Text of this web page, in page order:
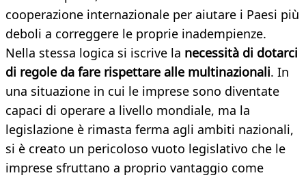
cooperazione internazionale per aiutare i Paesi più
deboli a correggere le proprie inadempienze.
Nella stessa logica si iscrive la necessità di dotarci
di regole da fare rispettare alle multinazionali. In
una situazione in cui le imprese sono diventate
capaci di operare a livello mondiale, ma la
legislazione è rimasta ferma agli ambiti nazionali,
si è creato un pericoloso vuoto legislativo che le
imprese sfruttano a proprio vantaggio come